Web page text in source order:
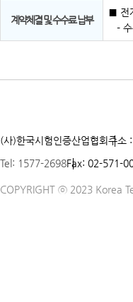
계약체결 및 수수료 납부
■ 전
- 수
(사)한국시험인증산업협회주소
Tel: 1577-2698Fax: 02-571-
COPYRIGHT ⓒ 2023 Korea